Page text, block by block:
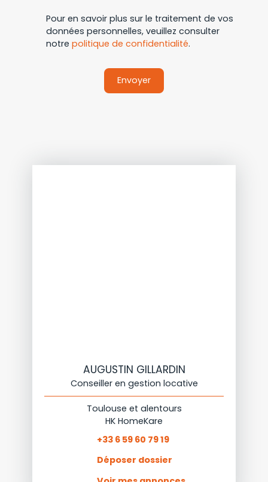
Pour en savoir plus sur le traitement de vos
données personnelles, veuillez consulter
notre politique de confidentialité.
Envoyer
AUGUSTIN GILLARDIN
Conseiller en gestion locative
Toulouse et alentours
HK HomeKare
+33 6 59 60 79 19
Déposer dossier